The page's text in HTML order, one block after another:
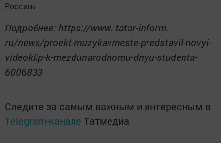
России».
Подробнее: https://www. tatar-inform.
ru/news/proekt-muzykavmeste-predstavil-novyi-
videoklip-k-mezdunarodnomu-dnyu-studenta-
6006833
Следите за самым важным и интересным в
Telegram-канале Татмедиа